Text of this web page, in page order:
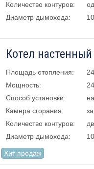
Количество контуров:
Диаметр дымохода:
Площадь отопления:
Мощность:
Способ установки:
Камера сгорания:
Количество контуров:
Диаметр дымохода:
Хит продаж